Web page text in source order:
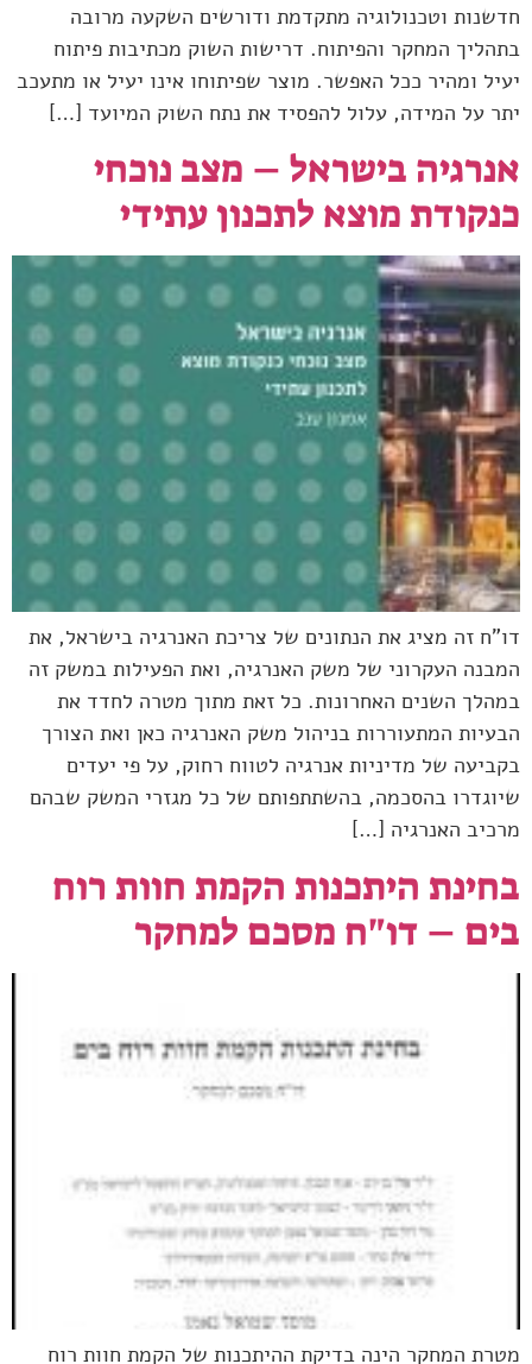
חדשנות וטכנולוגיה מתקדמת ודורשים השקעה מרובה
בתהליך המחקר והפיתוח. דרישות השוק מכתיבות פיתוח
יעיל ומהיר ככל האפשר. מוצר שפיתוחו אינו יעיל או מתעכב
יתר על המידה, עלול להפסיד את נתח השוק המיועד […]
אנרגיה בישראל – מצב נוכחי
כנקודת מוצא לתכנון עתידי
דו"ח זה מציג את הנתונים של צריכת האנרגיה בישראל, את
המבנה העקרוני של משק האנרגיה, ואת הפעילות במשק זה
במהלך השנים האחרונות. כל זאת מתוך מטרה לחדד את
הבעיות המתעוררות בניהול משק האנרגיה כאן ואת הצורך
בקביעה של מדיניות אנרגיה לטווח רחוק, על פי יעדים
שיוגדרו בהסכמה, בהשתתפותם של כל מגזרי המשק שבהם
מרכיב האנרגיה […]
בחינת היתכנות הקמת חוות רוח
בים – דו"ח מסכם למחקר
מטרת המחקר הינה בדיקת ההיתכנות של הקמת חוות רוח